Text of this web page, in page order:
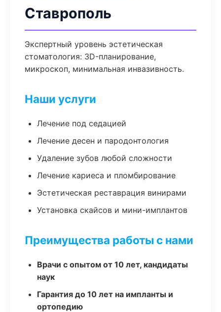
Ставрополь
Экспертный уровень эстетическая
стоматология: 3D-планирование,
микроскоп, минимальная инвазивность.
Наши услуги
Лечение под седацией
Лечение десен и пародонтология
Удаление зубов любой сложности
Лечение кариеса и пломбирование
Эстетическая реставрация винирами
Установка скайсов и мини-имплантов
Преимущества работы с нами
Врачи с опытом от 10 лет, кандидаты
наук
Гарантия до 10 лет на импланты и
ортопедию